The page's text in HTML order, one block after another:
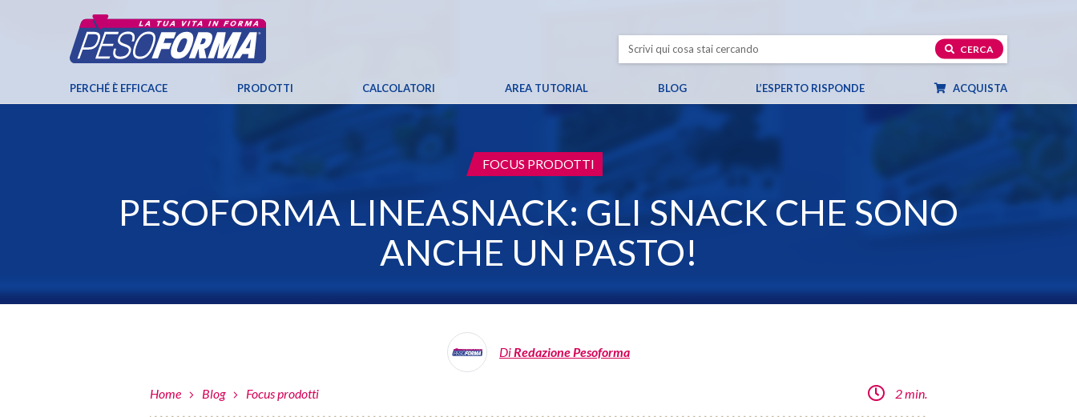
CERCA
PERCHÉ È EFFICACE PRODOTTI CALCOLATORI AREA TUTORIAL BLOG L’ESPERTO RISPONDE ACQUISTA
CATEGORIA:
FOCUS PRODOTTI
PESOFORMA LINEASNACK: GLI SNACK CHE SONO
ANCHE UN PASTO!
DiRedazione Pesoforma
Home Blog Focus prodotti 2 min.